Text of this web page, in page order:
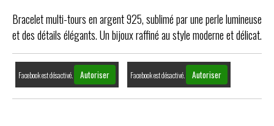
Bracelet multi-tours en argent 925, sublimé par une perle lumineuse
et des détails élégants. Un bijoux raffiné au style moderne et délicat.
Facebook est désactivé. Autoriser Facebook est désactivé. Autoriser